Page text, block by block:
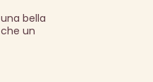
bella
un